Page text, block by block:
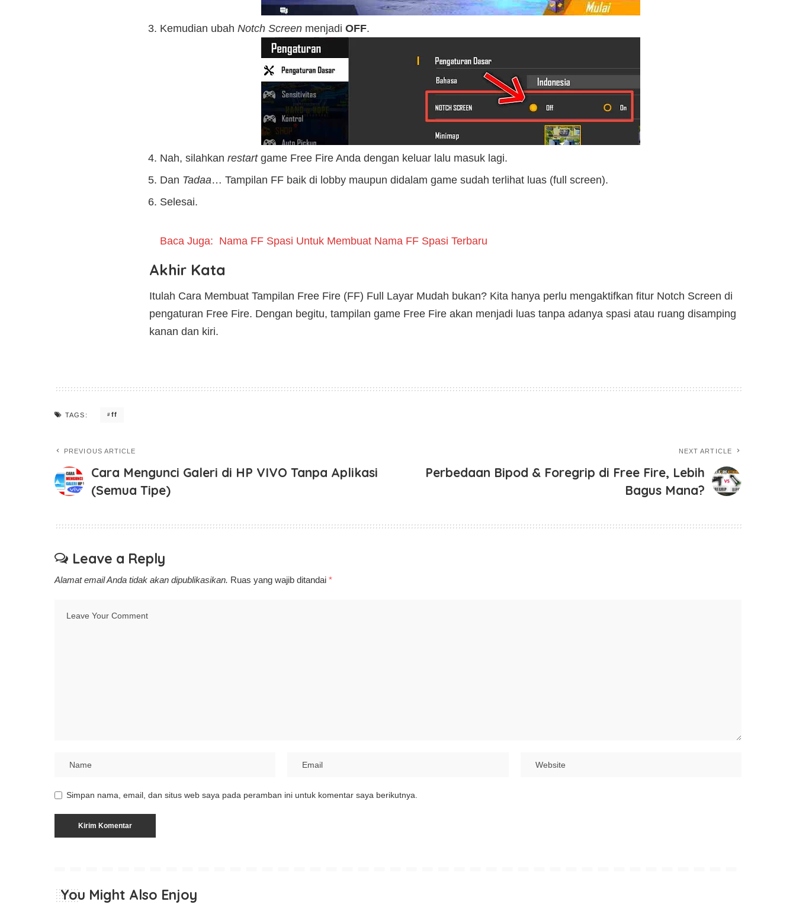
Kemudian ubah Notch Screen menjadi OFF.
Nah, silahkan restartgame Free Fire Anda dengan keluar lalu masuk lagi.
Dan Tadaa… Tampilan FF baik di lobby maupun didalam game sudah terlihat luas (full screen).
Selesai.
Baca Juga: Nama FF Spasi Untuk Membuat Nama FF Spasi Terbaru
Akhir Kata
Itulah Cara Membuat Tampilan Free Fire (FF) Full Layar Mudah bukan? Kita hanya perlu mengaktifkan fitur Notch Screen di
pengaturan Free Fire. Dengan begitu, tampilan game Free Fire akan menjadi luas tanpa adanya spasi atau ruang disamping
kanan dan kiri.
TAGS: ff
PREVIOUS ARTICLE
Cara Mengunci Galeri di HP VIVO Tanpa Aplikasi
(Semua Tipe)
NEXT ARTICLE
Perbedaan Bipod & Foregrip di Free Fire, Lebih
Bagus Mana?
Leave a Reply
Alamat email Anda tidak akan dipublikasikan. Ruas yang wajib ditandai *
Simpan nama, email, dan situs web saya pada peramban ini untuk komentar saya berikutnya.
You Might Also Enjoy